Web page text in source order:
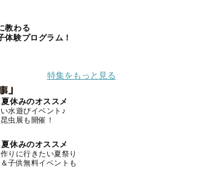
教わる
体験プログラム！
特集をもっと見る
」
夏休みのオススメ
水遊びイベント♪
虫展も開催！
夏休みのオススメ
りに行きたい夏祭り
子供無料イベントも